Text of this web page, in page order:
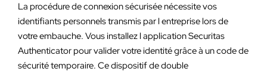
La procédure de connexion sécurisée nécessite vos
identifiants personnels transmis par l entreprise lors de
votre embauche. Vous installez l application Securitas
Authenticator pour valider votre identité grâce à un code de
sécurité temporaire. Ce dispositif de double